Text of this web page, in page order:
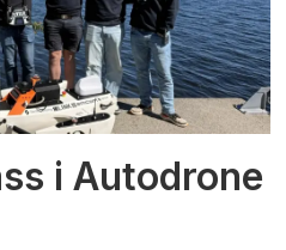
i Autodrone